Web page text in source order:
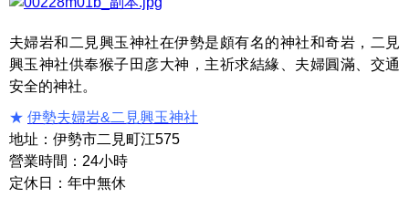
夫婦岩和二見興玉神社在伊勢是頗有名的神社和奇岩，二見
興玉神社供奉猴子田彦大神，主祈求結緣、夫婦圓滿、交通
安全的神社。
★ 伊勢夫婦岩&二見興玉神社
地址：伊勢市二見町江575
營業時間：24小時
定休日：年中無休